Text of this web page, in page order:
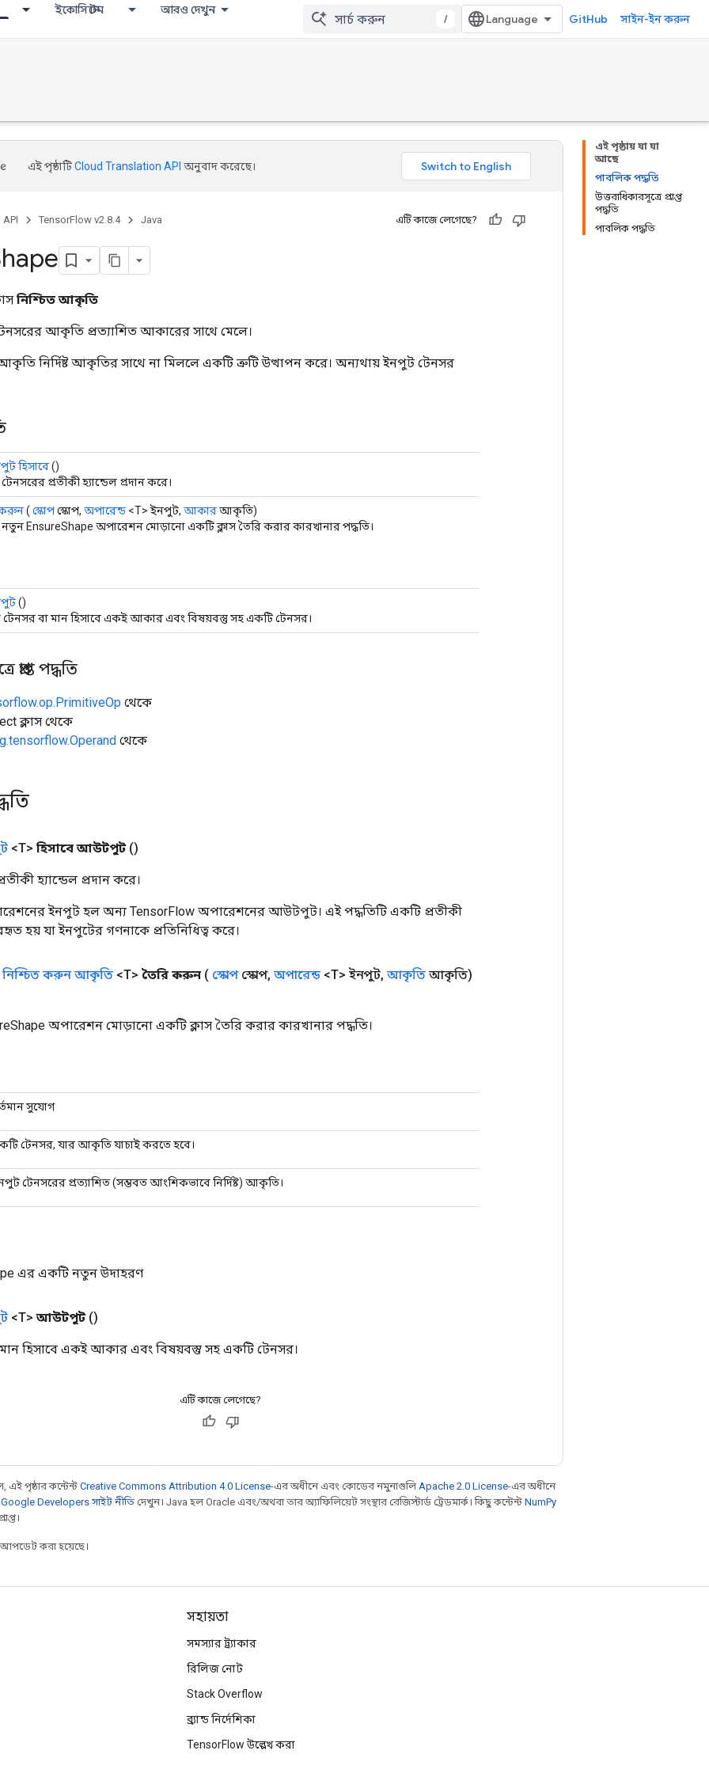
ইকোসিস্টেম আরও দেখুন
/ GitHub সাইন-ইন করুন
এই পৃষ্ঠায় যা যা
আছে
পাবলিক পদ্ধতি
উত্তরাধিকারসূত্রে প্রাপ্ত
পদ্ধতি
পাবলিক পদ্ধতি
এই পৃষ্ঠাটিCloud Translation API অনুবাদ করেছে।
API TensorFlow v2.8.4 Java এটি কাজে লেগেছে?
নিশ্চিত আকৃতি
আকৃতি প্রত্যাশিত আকারের সাথে মেলে।
নির্দিষ্ট আকৃতির সাথে না মিললে একটি ত্রুটি উত্থাপন করে। অন্যথায় ইনপুট টেনসর
হিসাবে()
প্রতীকী হ্যান্ডেল প্রদান করে।
করুন( স্কোপস্কোপ, অপারেন্ড <T> ইনপুট, আকারআকৃতি)
EnsureShape অপারেশন মোড়ানো একটি ক্লাস তৈরি করার কারখানার পদ্ধতি।
()
বা মান হিসাবে একই আকার এবং বিষয়বস্তু সহ একটি টেনসর।
প্রাপ্ত পদ্ধতি
থেকে
ক্লাস থেকে
থেকে
<T> হিসাবে আউটপুট ()
হ্যান্ডেল প্রদান করে।
ইনপুট হল অন্য TensorFlow অপারেশনের আউটপুট। এই পদ্ধতিটি একটি প্রতীকী
হয় যা ইনপুটের গণনাকে প্রতিনিধিত্ব করে।
নিশ্চিত করুন আকৃতি <T> তৈরি করুন ( স্কোপস্কোপ, অপারেন্ড <T> ইনপুট, আকৃতি আকৃতি)
অপারেশন মোড়ানো একটি ক্লাস তৈরি করার কারখানার পদ্ধতি।
সুযোগ
টেনসর, যার আকৃতি যাচাই করতে হবে।
টেনসরের প্রত্যাশিত (সম্ভবত আংশিকভাবে নির্দিষ্ট) আকৃতি।
এর একটি নতুন উদাহরণ
<T> আউটপুট ()
হিসাবে একই আকার এবং বিষয়বস্তু সহ একটি টেনসর।
এটি কাজে লেগেছে?
এই পৃষ্ঠার কন্টেন্ট Creative Commons Attribution 4.0 License-এর অধীনে এবং কোডের নমুনাগুলি Apache 2.0 License-এর অধীনে
Google Developers সাইট নীতি দেখুন। Java হল Oracle এবং/অথবা তার অ্যাফিলিয়েট সংস্থার রেজিস্টার্ড ট্রেডমার্ক। কিছু কন্টেন্ট NumPy
আপডেট করা হয়েছে।
সহায়তা
সমস্যার ট্র্যাকার
রিলিজ নোট
Stack Overflow
ব্র্যান্ড নির্দেশিকা
TensorFlow উল্লেখ করা